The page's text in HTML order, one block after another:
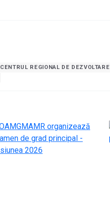
CENTRUL REGIONAL DE DEZVOLTARE